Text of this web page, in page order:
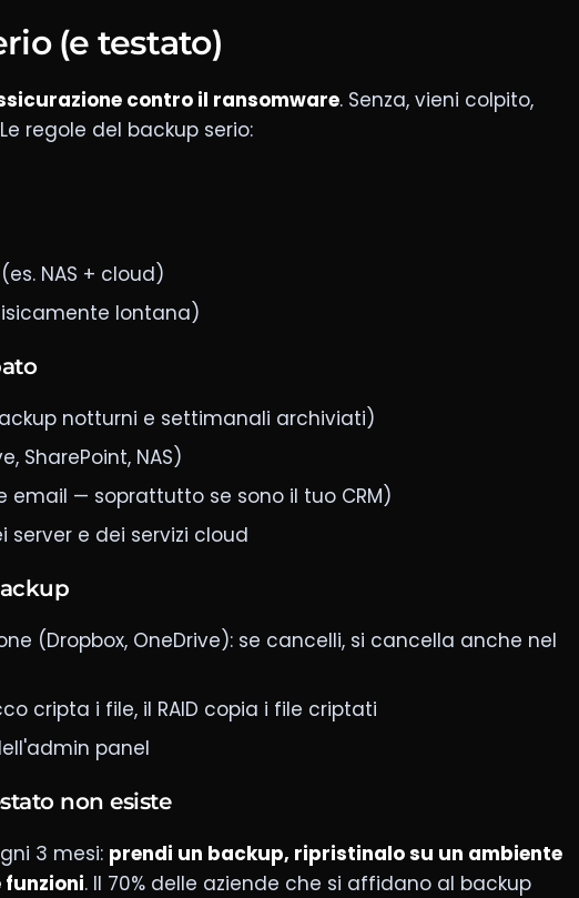
(e testato)
contro il ransomware. Senza, vieni colpito,
regole del backup serio:
NAS + cloud)
lontana)
notturni e settimanali archiviati)
SharePoint, NAS)
email — soprattutto se sono il tuo CRM)
server e dei servizi cloud
(Dropbox, OneDrive): se cancelli, si cancella anche nel
cripta i file, il RAID copia i file criptati
panel
non esiste
3 mesi: prendi un backup, ripristinalo su un ambiente
. Il 70% delle aziende che si affidano al backup